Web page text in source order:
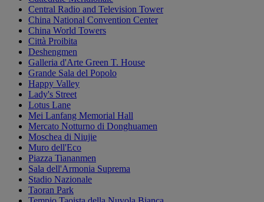
Central Radio and Television Tower
China National Convention Center
China World Towers
Città Proibita
Deshengmen
Galleria d'Arte Green T. House
Grande Sala del Popolo
Happy Valley
Lady's Street
Lotus Lane
Mei Lanfang Memorial Hall
Mercato Notturno di Donghuamen
Moschea di Niujie
Muro dell'Eco
Piazza Tiananmen
Sala dell'Armonia Suprema
Stadio Nazionale
Taoran Park